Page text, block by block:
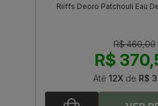
Riiffs Deoro Patchouli Eau
R$ 460,00
R$
Até 12X de R$